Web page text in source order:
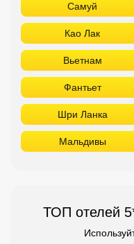
Самуй
Као Лак
Вьетнам
Фантьет
Шри Ланка
Мальдивы
ТОП отелей